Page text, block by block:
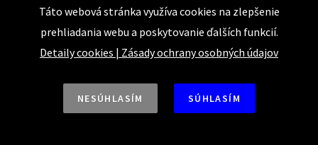
Bajkalská 25
821 05 Bratislava
Táto webová stránka využíva cookies na zlepšenie
prehliadania webu a poskytovanie ďalších funkcií.
Detaily cookies | Zásady ochrany osobných údajov
NESÚHLASÍM SÚHLASÍM